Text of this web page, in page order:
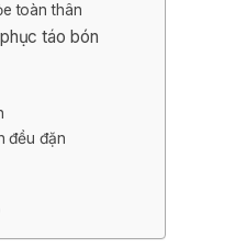
toàn thân
táo bón
đều đặn